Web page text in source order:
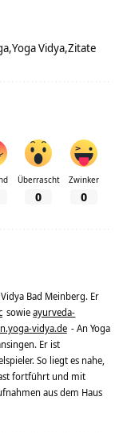
Yoga Vidya Zitate
Überrascht
0
Zwinker
0
Bad Meinberg. Er
sowieayurveda-
vidya.de - An Yoga
Er ist
So liegt es nahe,
fortführt und mit
aus dem Haus